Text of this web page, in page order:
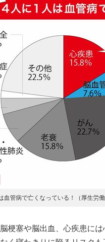
血管病で亡くなっている！（厚生労
梗塞や脳出血、心疾患に